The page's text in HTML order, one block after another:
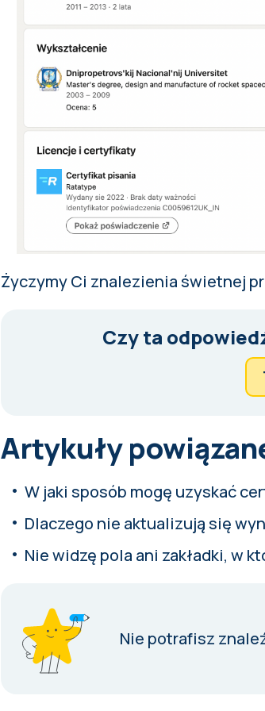
Życzymy Ci znalezienia świetnej
Czy ta
Artykuły
W jaki sposób mogę uzyskać
Dlaczego nie aktualizują się
Nie widzę pola ani zakładki, w
Nie potrafisz